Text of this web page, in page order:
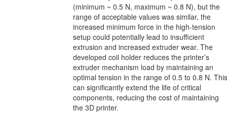
(minimum ~ 0.5 N, maximum ~ 0.8 N), but the
range of acceptable values was similar, the
increased minimum force in the high-tension
setup could potentially lead to insufficient
extrusion and increased extruder wear. The
developed coil holder reduces the printer’s
extruder mechanism load by maintaining an
optimal tension in the range of 0.5 to 0.8 N. This
can significantly extend the life of critical
components, reducing the cost of maintaining
the 3D printer.